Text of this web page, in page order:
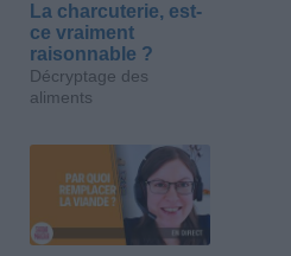
La charcuterie, est-
ce vraiment
raisonnable ?
Décryptage des
aliments